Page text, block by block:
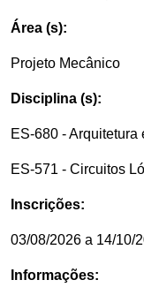
Área (s):
Projeto Mecânico
Disciplina (s):
ES-680 -
ES-571 - Circuitos
Inscrições:
03/08/2026 a 14/10/
Informações: